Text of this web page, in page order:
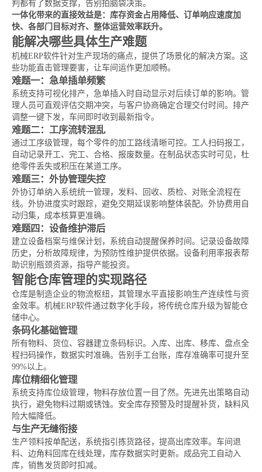
判都有了数据支撑，告别拍脑袋决策。
一体化带来的直接效益是：库存资金占用降低、订单响应速度加
快、各部门目标对齐、整体运营效率跃升。
能解决哪些具体生产难题
机械ERP软件针对生产现场的痛点，提供了场景化的解决方案。这
些功能直击管理要害，让车间运作更加顺畅。
难题一：急单插单频繁
系统支持可视化排产，急单插入时自动显示对后续订单的影响。管
理人员可直观评估交期冲突，与客户协商确定合理交付时间。排产
调整一键下发，车间即时收到最新指令。
难题二：工序流转混乱
通过工序级管理，每个零件的加工路线清晰可控。工人扫码报工，
自动记录开工、完工、合格、报废数量。在制品状态实时可见，杜
绝零件丢失或积压在某道工序。
难题三：外协管理失控
外协订单纳入系统统一管理，发料、回收、质检、对账全流程在
线。外协进度实时跟踪，避免交期延误影响整体装配。外协费用自
动归集，成本核算更准确。
难题四：设备维护滞后
建立设备档案与维保计划，系统自动提醒保养时间。记录设备故障
历史，分析故障规律，为预防性维护提供依据。设备利用率报表帮
助识别瓶颈资源，指导产能投资。
智能仓库管理的实现路径
仓库是制造企业的物流枢纽，其管理水平直接影响生产连续性与资
金效率。机械ERP软件通过数字化手段，将传统仓库升级为智能仓
储中心。
条码化基础管理
所有物料、货位、容器建立条码标识。入库、出库、移库、盘点全
程扫码操作，数据实时准确。告别手工台账，库存准确率可提升至
99%以上。
库位精细化管理
系统支持库位级管理，物料存放位置一目了然。先进先出策略自动
执行，避免物料过期或锈蚀。安全库存预警及时提醒补货，缺料风
险大幅降低。
与生产无缝衔接
生产领料按单配送，系统指引拣货路径，提高出库效率。车间退
料、边角料回库在线处理，库存数据实时更新。成品完工自动入
库，销售发货即时扣减。